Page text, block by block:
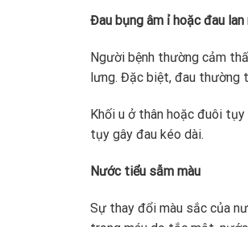
Đau bụng âm ỉ hoặc đau lan
Người bệnh thường cảm
lưng. Đặc biệt, đau thường
Khối u ở thân hoặc đuôi tụy
tụy gây đau kéo dài.
Nước tiểu sẫm màu
Sự thay đổi màu sắc của